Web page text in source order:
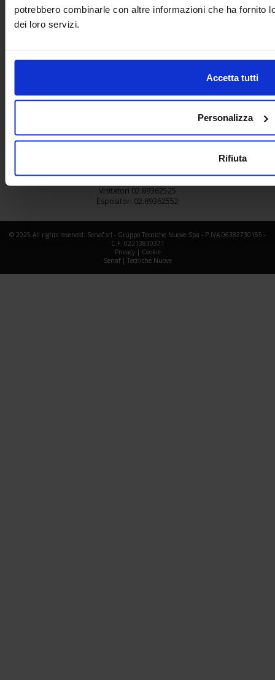
potrebbero combinarle con altre informazioni che ha fornito
dei loro servizi.
Accetta tutti
Personalizza
Rifiuta
Visitatori 02.89362525
Espositori 02.89362552
© 2025 All rights reserved. Senaf srl - Gruppo Tecniche Nuove Spa - P.IVA 06382730155 -
C.F. 02213830371
Privacy| Cookie
Senaf| Tecniche Nuove